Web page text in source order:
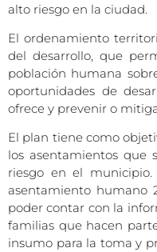
alto riesgo en la ciudad.
El ordenamiento
del desarrollo, que
población humana
oportunidades de
ofrece y prevenir o
El plan tiene como
los asentamientos que
riesgo en el
asentamiento humano
poder contar con la
familias que hacen
insumo para la toma y